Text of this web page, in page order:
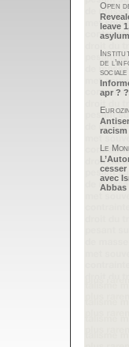
Open
leave
asylum
Institut
de
sociale
apr ? ?
racism
Le
cesser
avec
Abbas